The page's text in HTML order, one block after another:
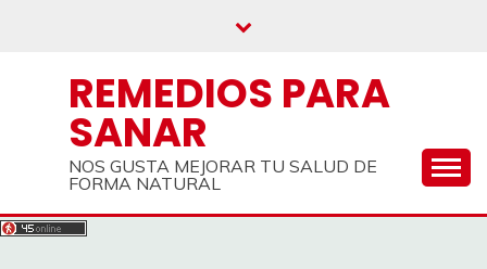
REMEDIOS PARA
SANAR
NOS GUSTA MEJORAR TU SALUD DE
FORMA NATURAL